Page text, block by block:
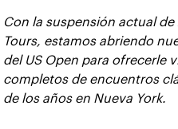
Con la suspensión actual de
Tours, estamos abriendo
del US Open para ofrecerle
completos de encuentros
de los años en Nueva York.